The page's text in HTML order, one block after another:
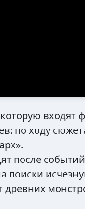
входят
по ходу
после
поиски
древних